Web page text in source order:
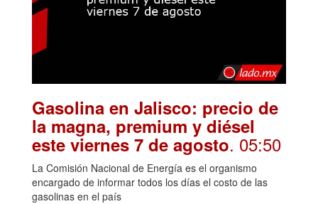
Gasolina en Jalisco: precio de
la magna, premium y diésel
este viernes 7 de agosto. 05:50
La Comisión Nacional de Energía es el organismo
encargado de informar todos los días el costo de las
gasolinas en el país